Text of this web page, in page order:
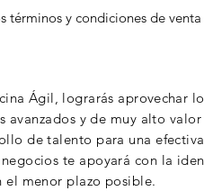
y condiciones de
Ágil, lograrás aprovechar
avanzados y de muy alto
de talento para una
te apoyará con la
el menor plazo posible.